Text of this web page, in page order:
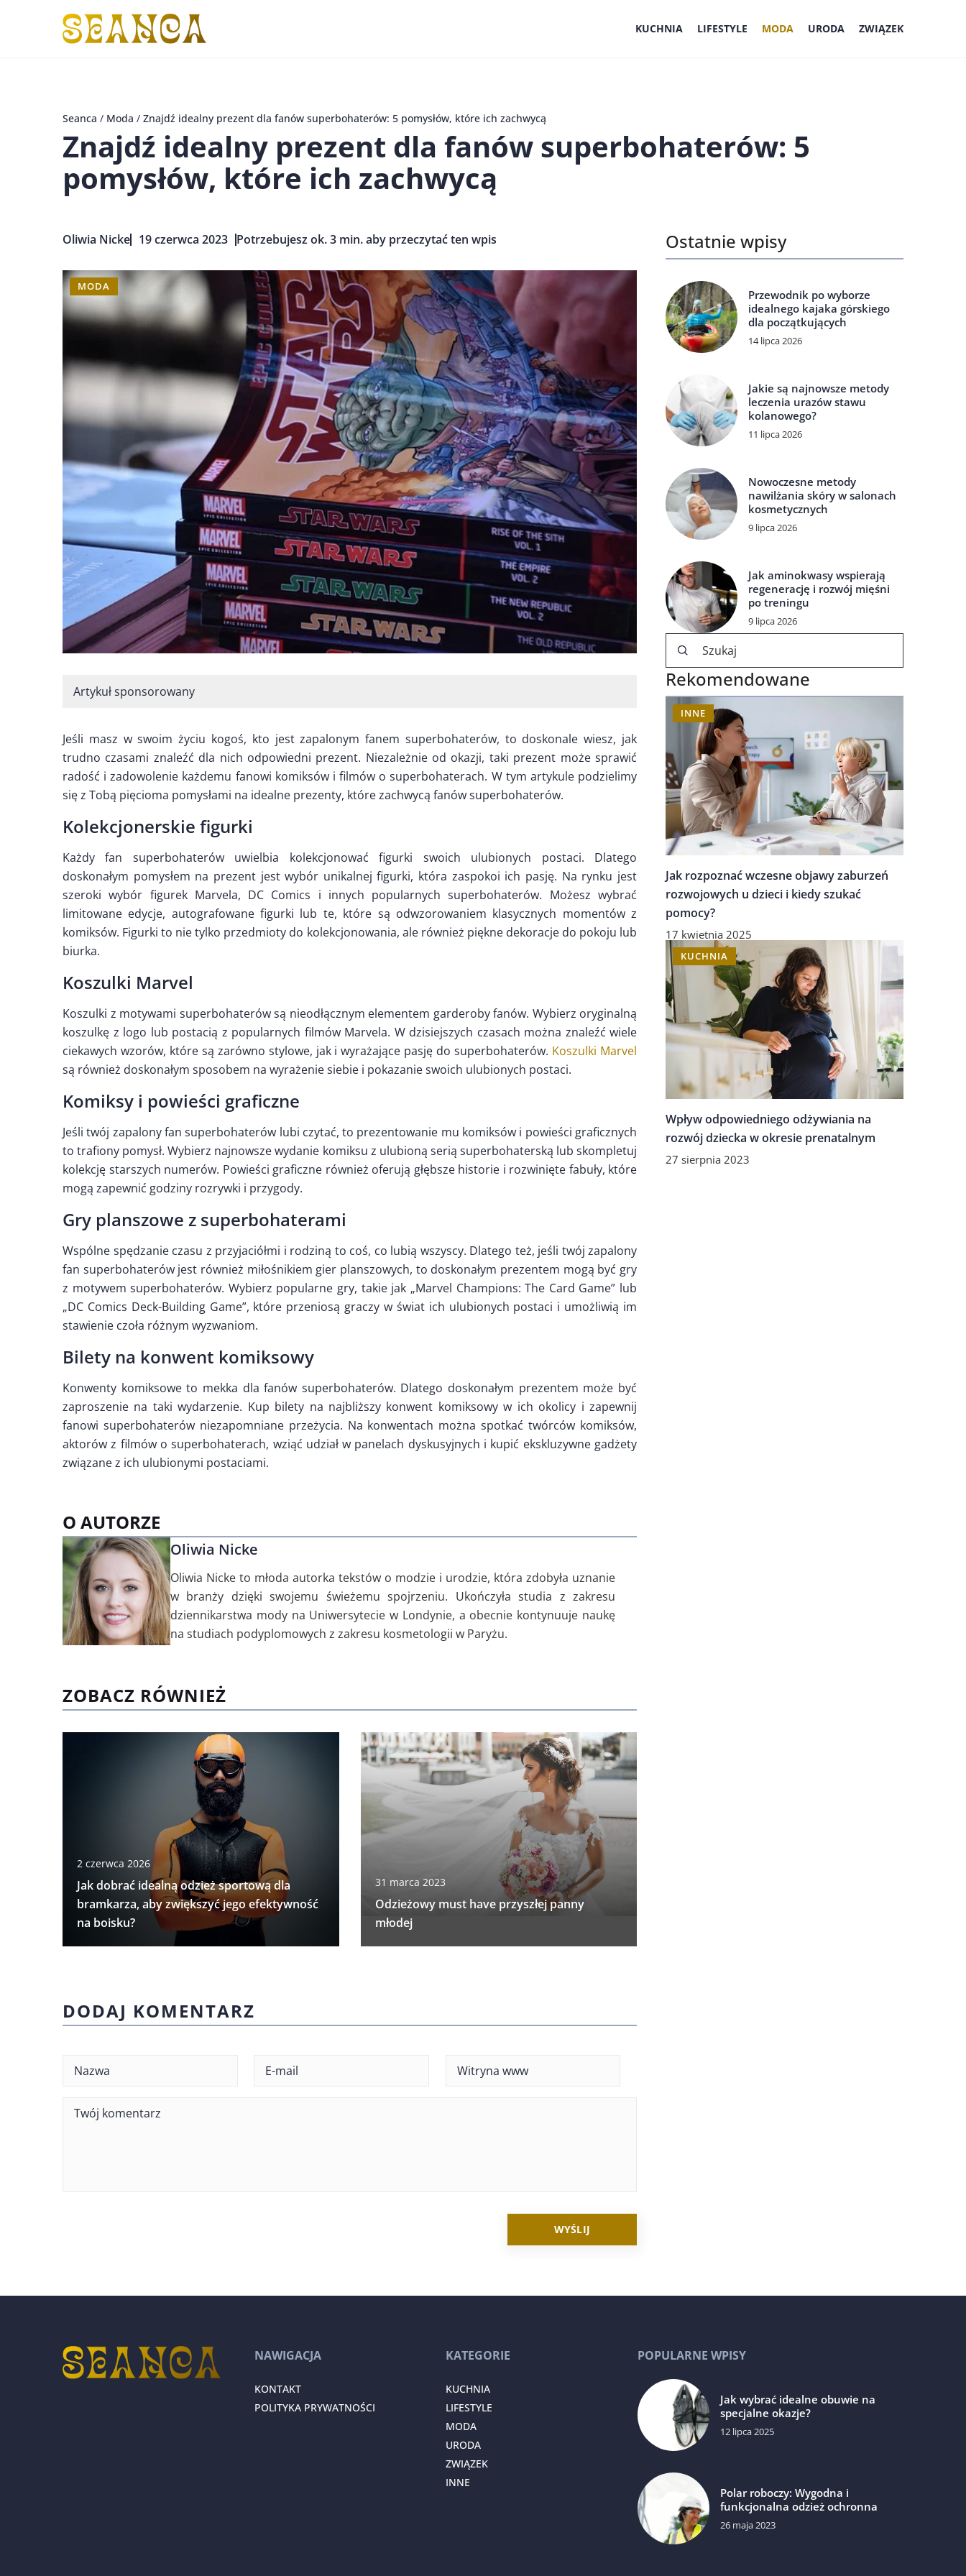
KUCHNIA LIFESTYLE MODA URODA ZWIĄZEK
Seanca / Moda / Znajdź idealny prezent dla fanów superbohaterów: 5 pomysłów, które ich zachwycą
Znajdź idealny prezent dla fanów superbohaterów: 5
pomysłów, które ich zachwycą
Oliwia Nicke 19 czerwca 2023 Potrzebujesz ok. 3 min. aby przeczytać ten wpis
MODA
Artykuł sponsorowany
Jeśli masz w swoim życiu kogoś, kto jest zapalonym fanem superbohaterów, to doskonale wiesz, jak
trudno czasami znaleźć dla nich odpowiedni prezent. Niezależnie od okazji, taki prezent może sprawić
radość i zadowolenie każdemu fanowi komiksów i filmów o superbohaterach. W tym artykule podzielimy
się z Tobą pięcioma pomysłami na idealne prezenty, które zachwycą fanów superbohaterów.
Kolekcjonerskie figurki
Każdy fan superbohaterów uwielbia kolekcjonować figurki swoich ulubionych postaci. Dlatego
doskonałym pomysłem na prezent jest wybór unikalnej figurki, która zaspokoi ich pasję. Na rynku jest
szeroki wybór figurek Marvela, DC Comics i innych popularnych superbohaterów. Możesz wybrać
limitowane edycje, autografowane figurki lub te, które są odwzorowaniem klasycznych momentów z
komiksów. Figurki to nie tylko przedmioty do kolekcjonowania, ale również piękne dekoracje do pokoju lub
biurka.
Koszulki Marvel
Koszulki z motywami superbohaterów są nieodłącznym elementem garderoby fanów. Wybierz oryginalną
koszulkę z logo lub postacią z popularnych filmów Marvela. W dzisiejszych czasach można znaleźć wiele
ciekawych wzorów, które są zarówno stylowe, jak i wyrażające pasję do superbohaterów. Koszulki Marvel
są również doskonałym sposobem na wyrażenie siebie i pokazanie swoich ulubionych postaci.
Komiksy i powieści graficzne
Jeśli twój zapalony fan superbohaterów lubi czytać, to prezentowanie mu komiksów i powieści graficznych
to trafiony pomysł. Wybierz najnowsze wydanie komiksu z ulubioną serią superbohaterską lub skompletuj
kolekcję starszych numerów. Powieści graficzne również oferują głębsze historie i rozwinięte fabuły, które
mogą zapewnić godziny rozrywki i przygody.
Gry planszowe z superbohaterami
Wspólne spędzanie czasu z przyjaciółmi i rodziną to coś, co lubią wszyscy. Dlatego też, jeśli twój zapalony
fan superbohaterów jest również miłośnikiem gier planszowych, to doskonałym prezentem mogą być gry
z motywem superbohaterów. Wybierz popularne gry, takie jak „Marvel Champions: The Card Game” lub
„DC Comics Deck-Building Game”, które przeniosą graczy w świat ich ulubionych postaci i umożliwią im
stawienie czoła różnym wyzwaniom.
Bilety na konwent komiksowy
Konwenty komiksowe to mekka dla fanów superbohaterów. Dlatego doskonałym prezentem może być
zaproszenie na taki wydarzenie. Kup bilety na najbliższy konwent komiksowy w ich okolicy i zapewnij
fanowi superbohaterów niezapomniane przeżycia. Na konwentach można spotkać twórców komiksów,
aktorów z filmów o superbohaterach, wziąć udział w panelach dyskusyjnych i kupić ekskluzywne gadżety
związane z ich ulubionymi postaciami.
O AUTORZE
Oliwia Nicke
Oliwia Nicke to młoda autorka tekstów o modzie i urodzie, która zdobyła uznanie
w branży dzięki swojemu świeżemu spojrzeniu. Ukończyła studia z zakresu
dziennikarstwa mody na Uniwersytecie w Londynie, a obecnie kontynuuje naukę
na studiach podyplomowych z zakresu kosmetologii w Paryżu.
ZOBACZ RÓWNIEŻ
2 czerwca 2026
Jak dobrać idealną odzież sportową dla
bramkarza, aby zwiększyć jego efektywność
na boisku?
31 marca 2023
Odzieżowy must have przyszłej panny
młodej
Ostatnie wpisy
Przewodnik po wyborze
idealnego kajaka górskiego
dla początkujących
14 lipca 2026
Jakie są najnowsze metody
leczenia urazów stawu
kolanowego?
11 lipca 2026
Nowoczesne metody
nawilżania skóry w salonach
kosmetycznych
9 lipca 2026
Jak aminokwasy wspierają
regenerację i rozwój mięśni
po treningu
9 lipca 2026
Rekomendowane
INNE
Jak rozpoznać wczesne objawy zaburzeń
rozwojowych u dzieci i kiedy szukać
pomocy?
17 kwietnia 2025
KUCHNIA
Wpływ odpowiedniego odżywiania na
rozwój dziecka w okresie prenatalnym
27 sierpnia 2023
DODAJ KOMENTARZ
NAWIGACJA
KONTAKT
POLITYKA PRYWATNOŚCI
KATEGORIE
KUCHNIA
LIFESTYLE
MODA
URODA
ZWIĄZEK
INNE
POPULARNE WPISY
Jak wybrać idealne obuwie na
specjalne okazje?
12 lipca 2025
Polar roboczy: Wygodna i
funkcjonalna odzież ochronna
26 maja 2023